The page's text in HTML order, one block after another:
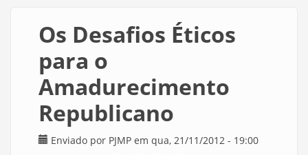
Os Desafios Éticos
para o
Amadurecimento
Republicano
Enviado por PJMP em qua, 21/11/2012 - 19:00